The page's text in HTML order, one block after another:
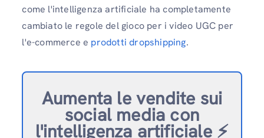
come l'intelligenza artificiale ha completamente
cambiato le regole del gioco per i video UGC per
l'e-commerce e prodotti dropshipping.
Aumenta le vendite sui
social media con
l'intelligenza artificiale ⚡️